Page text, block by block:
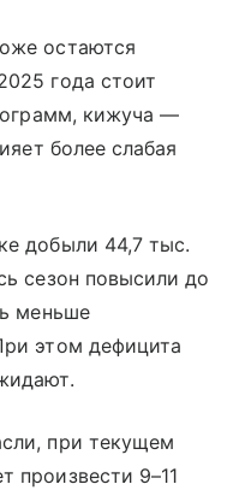
остаются
года стоит
кижуча —
более слабая
добыли 44,7 тыс.
сезон повысили до
меньше
этом дефицита
при текущем
произвести 9–11